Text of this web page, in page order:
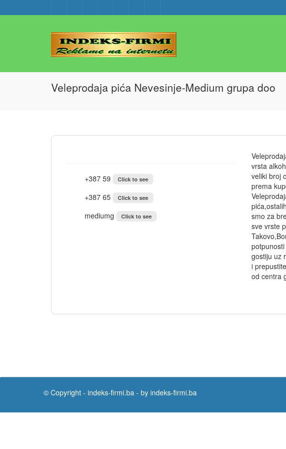
Veleprodaja pića Nevesinje-Medium grupa doo
+387 59 Click to see
+387 65 Click to see
mediumg Click to see
vrsta
veliki broj
prema
smo za
sve vrste
gostiju uz
i
od centra
© Copyright - indeks-firmi.ba - by indeks-firmi.ba